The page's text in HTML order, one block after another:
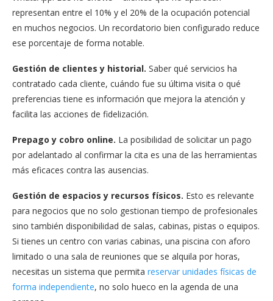
representan entre el 10% y el 20% de la ocupación potencial
en muchos negocios. Un recordatorio bien configurado reduce
ese porcentaje de forma notable.
Gestión de clientes y historial. Saber qué servicios ha
contratado cada cliente, cuándo fue su última visita o qué
preferencias tiene es información que mejora la atención y
facilita las acciones de fidelización.
Prepago y cobro online. La posibilidad de solicitar un pago
por adelantado al confirmar la cita es una de las herramientas
más eficaces contra las ausencias.
Gestión de espacios y recursos físicos. Esto es relevante
para negocios que no solo gestionan tiempo de profesionales
sino también disponibilidad de salas, cabinas, pistas o equipos.
Si tienes un centro con varias cabinas, una piscina con aforo
limitado o una sala de reuniones que se alquila por horas,
necesitas un sistema que permita reservar unidades físicas de
forma independiente, no solo hueco en la agenda de una